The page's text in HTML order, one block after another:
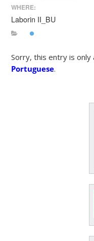
WHERE:
Laborin II_BU
Sorry, this entry is only
Portuguese.